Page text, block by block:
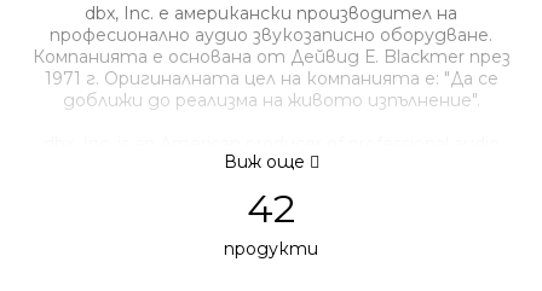
dbx, Inc. е американски производител на
професионално аудио звукозаписно оборудване.
Компанията е основана от Дейвид Е. Blackmer през
1971 г. Оригиналната цел на компанията е: "Да се
доближи до реализма на живото изпълнение".
recording equipment. It was founded by David E. Blackmer
realism of a live performance."
Виж още
42
продукти